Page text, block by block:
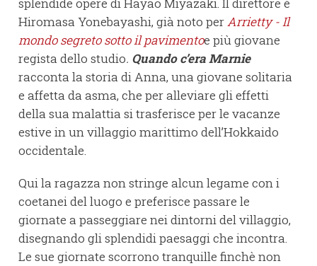
Hiromasa Yonebayashi, già noto perArrietty - Il
mondo segreto sotto il pavimentoe più giovane
regista dello studio. Quando c’era Marnie
racconta la storia di Anna, una giovane solitaria
e affetta da asma, che per alleviare gli effetti
della sua malattia si trasferisce per le vacanze
estive in un villaggio marittimo dell’Hokkaido
occidentale.
Qui la ragazza non stringe alcun legame con i
coetanei del luogo e preferisce passare le
giornate a passeggiare nei dintorni del villaggio,
disegnando gli splendidi paesaggi che incontra.
Le sue giornate scorrono tranquille finchè non